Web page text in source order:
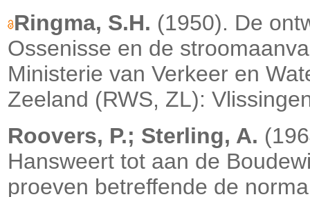
Ringma, S.H. (1950). De
Ossenisse en de
Ministerie van Verkeer en
Zeeland (RWS, ZL):
Roovers, P.; Sterling, A.
Hansweert tot aan de
proeven betreffende de